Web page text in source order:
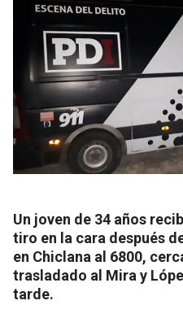
Un joven de 34 años
tiro en la cara después
en Chiclana al 6800,
trasladado al Mira y
tarde.